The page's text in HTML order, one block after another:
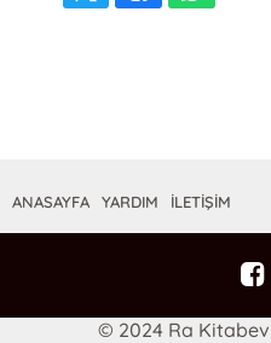
ANASAYFA YARDIM İLETİŞİM
© 2024 Ra